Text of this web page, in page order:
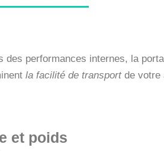
des performances internes, la
la facilité de transportde votre
et poids